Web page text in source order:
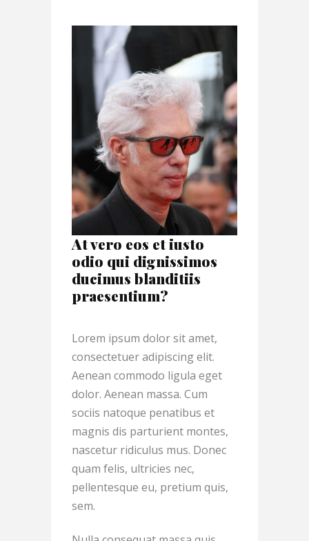
At vero eos et iusto
odio qui dignissimos
ducimus blanditiis
praesentium?
Lorem ipsum dolor sit amet,
consectetuer adipiscing elit.
Aenean commodo ligula eget
dolor. Aenean massa. Cum
sociis natoque penatibus et
magnis dis parturient montes,
nascetur ridiculus mus. Donec
quam felis, ultricies nec,
pellentesque eu, pretium quis,
sem.